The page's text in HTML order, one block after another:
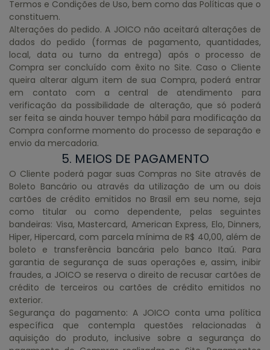
Termos e Condições de Uso, bem como das Políticas que o
constituem.
Alterações do pedido. A JOICO não aceitará alterações de
dados do pedido (formas de pagamento, quantidades,
local, data ou turno da entrega) após o processo de
Compra ser concluído com êxito no Site. Caso o Cliente
queira alterar algum item de sua Compra, poderá entrar
em contato com a central de atendimento para
verificação da possibilidade de alteração, que só poderá
ser feita se ainda houver tempo hábil para modificação da
Compra conforme momento do processo de separação e
envio da mercadoria.
5. MEIOS DE PAGAMENTO
O Cliente poderá pagar suas Compras no Site através de
Boleto Bancário ou através da utilização de um ou dois
cartões de crédito emitidos no Brasil em seu nome, seja
como titular ou como dependente, pelas seguintes
bandeiras: Visa, Mastercard, American Express, Elo, Dinners,
Hiper, Hipercard, com parcela mínima de R$ 40,00, além de
boleto e transferência bancária pelo banco Itaú. Para
garantia de segurança de suas operações e, assim, inibir
fraudes, a JOICO se reserva o direito de recusar cartões de
crédito de terceiros ou cartões de crédito emitidos no
exterior.
Segurança do pagamento: A JOICO conta uma política
específica que contempla questões relacionadas à
aquisição do produto, inclusive sobre a segurança do